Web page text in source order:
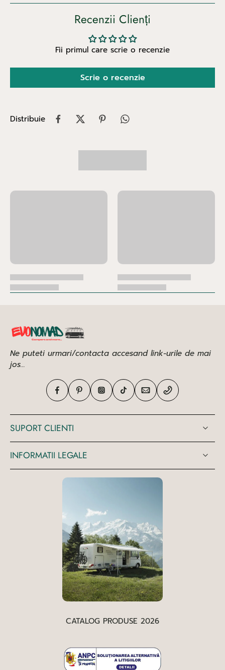
Recenzii Clienți
Fii primul care scrie o recenzie
Scrie o recenzie
Distribuie
Ne puteti urmari/contacta accesand link-urile de mai
jos...
SUPORT CLIENTI
INFORMATII LEGALE
CATALOG PRODUSE 2026